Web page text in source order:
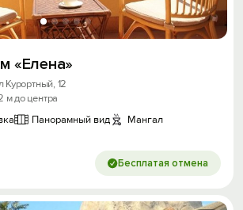
«Елена»
Курортный, 12
м до центра
Панорамный вид Мангал
Бесплатая отмена